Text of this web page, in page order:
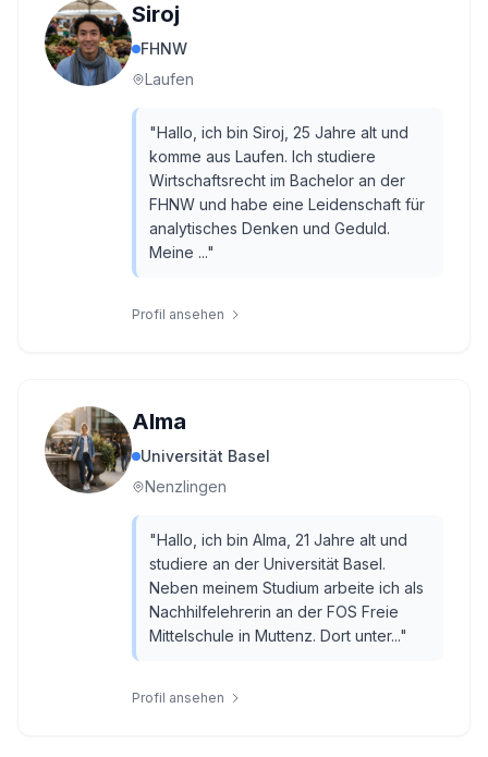
Siroj
FHNW
Laufen
"Hallo, ich bin Siroj, 25 Jahre alt und
komme aus Laufen. Ich studiere
Wirtschaftsrecht im Bachelor an der
FHNW und habe eine Leidenschaft für
analytisches Denken und Geduld.
Meine ..."
Profil ansehen
Alma
Universität Basel
Nenzlingen
"Hallo, ich bin Alma, 21 Jahre alt und
studiere an der Universität Basel.
Neben meinem Studium arbeite ich als
Nachhilfelehrerin an der FOS Freie
Mittelschule in Muttenz. Dort unter..."
Profil ansehen